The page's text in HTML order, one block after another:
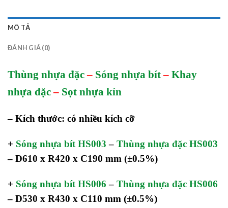
MÔ TẢ
ĐÁNH GIÁ (0)
Thùng nhựa đặc – Sóng nhựa bít – Khay
nhựa đặc – Sọt nhựa kín
– Kích thước: có nhiều kích cỡ
+ Sóng nhựa bít HS003 – Thùng nhựa đặc HS003
– D610 x R420 x C190 mm (±0.5%)
+ Sóng nhựa bít HS006 – Thùng nhựa đặc HS006
– D530 x R430 x C110 mm (±0.5%)